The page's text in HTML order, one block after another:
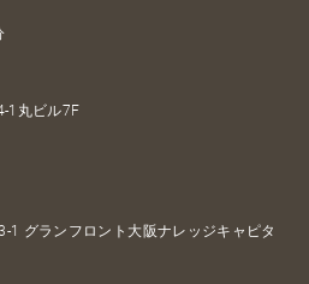
1丸ビル7F
1 グランフロント大阪ナレッジキャピタ